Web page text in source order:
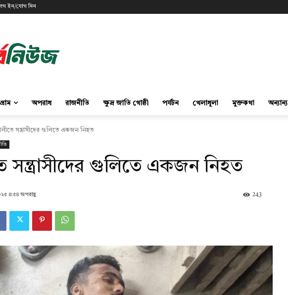
ইন/যোগ দিন
অপরাধ রাজনীতি ক্ষুদ্র জাতি গোষ্ঠী পর্যটন খেলাধূলা মুক্তকথা অন্যান্য
সন্ত্রাসীদের গুলিতে একজন নিহত
সন্ত্রাসীদের গুলিতে একজন নিহত
৪:৫৪ অপরাহ্ণ 243